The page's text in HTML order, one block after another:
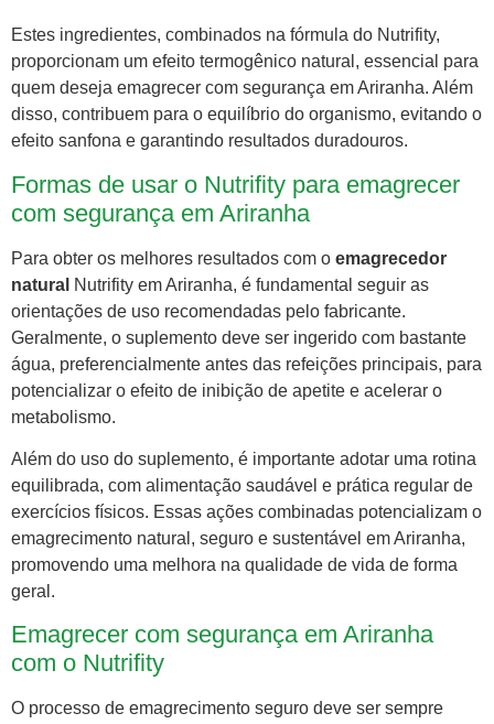
Estes ingredientes, combinados na fórmula do Nutrifity,
proporcionam um efeito termogênico natural, essencial para
quem deseja emagrecer com segurança em Ariranha. Além
disso, contribuem para o equilíbrio do organismo, evitando o
efeito sanfona e garantindo resultados duradouros.
Formas de usar o Nutrifity para emagrecer
com segurança em Ariranha
Para obter os melhores resultados com o emagrecedor
natural Nutrifity em Ariranha, é fundamental seguir as
orientações de uso recomendadas pelo fabricante.
Geralmente, o suplemento deve ser ingerido com bastante
água, preferencialmente antes das refeições principais, para
potencializar o efeito de inibição de apetite e acelerar o
metabolismo.
Além do uso do suplemento, é importante adotar uma rotina
equilibrada, com alimentação saudável e prática regular de
exercícios físicos. Essas ações combinadas potencializam o
emagrecimento natural, seguro e sustentável em Ariranha,
promovendo uma melhora na qualidade de vida de forma
geral.
Emagrecer com segurança em Ariranha
com o Nutrifity
O processo de emagrecimento seguro deve ser sempre